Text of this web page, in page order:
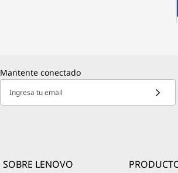
Mantente conectado
Ingresa tu email
SOBRE LENOVO